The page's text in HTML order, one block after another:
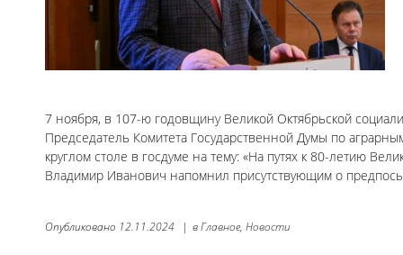
7 ноября, в 107-ю годовщину Великой Октябрьской
Председатель Комитета Государственной Думы по
круглом столе в госдуме на тему: «На путях к 80-летию
Владимир Иванович напомнил присутствующим о
Опубликовано 12.11.2024 | вГлавное, Новости